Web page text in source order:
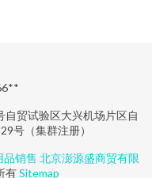
贸试验区大兴机场片区自
号（集群注册）
品销售 北京澎源盛商贸有限
有Sitemap